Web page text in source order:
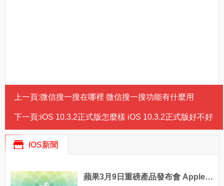
上一頁:微信搜一搜在哪裡 微信搜一搜功能有什麼用
下一頁:iOS 10.3.2正式版怎麼樣 iOS 10.3.2正式版好不好
IOS新聞
蘋果3月9日重磅產品發布會 Apple Watch開賣倒計時